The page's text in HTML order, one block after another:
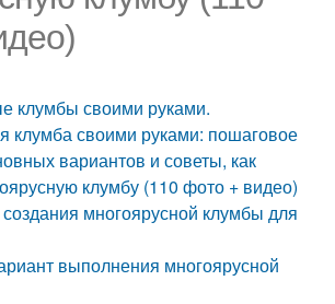
клумбы своими руками.
клумба своими руками: пошаговое
вариантов и советы, как
клумбу (110 фото + видео)
многоярусной клумбы для
выполнения многоярусной